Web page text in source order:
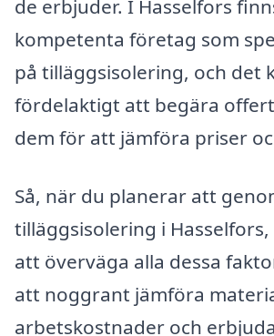
de erbjuder. I Hasselfors
kompetenta företag som
på tilläggsisolering, och det
fördelaktigt att begära
dem för att jämföra priser
Så, när du planerar att
tilläggsisolering i
att överväga alla dessa
att noggrant jämföra
arbetskostnader och